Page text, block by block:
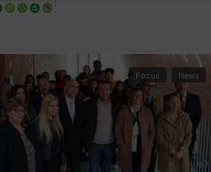
Focus News